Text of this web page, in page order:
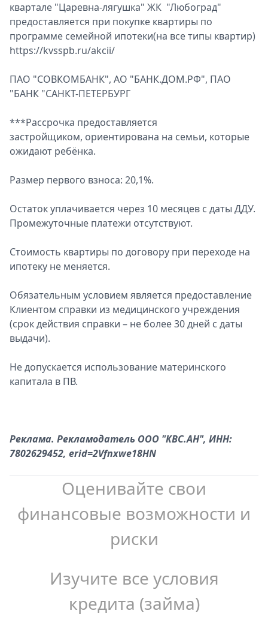
квартале "Царевна-лягушка" ЖК "Любоград"
предоставляется при покупке квартиры по
программе семейной ипотеки(на все типы квартир)
https://kvsspb.ru/akcii/
ПАО "СОВКОМБАНК", АО "БАНК.ДОМ.РФ", ПАО
"БАНК "САНКТ-ПЕТЕРБУРГ
***Рассрочка предоставляется
застройщиком, ориентирована на семьи, которые
ожидают ребёнка.
Размер первого взноса: 20,1%.
Остаток уплачивается через 10 месяцев с даты ДДУ.
Промежуточные платежи отсутствуют.
Стоимость квартиры по договору при переходе на
ипотеку не меняется.
Обязательным условием является предоставление
Клиентом справки из медицинского учреждения
(срок действия справки – не более 30 дней с даты
выдачи).
Не допускается использование материнского
капитала в ПВ.
Реклама. Рекламодатель ООО "КВС.АН", ИНН:
7802629452, erid=2Vfnxwe18HN
Оценивайте свои
финансовые возможности и
риски
Изучите все условия
кредита (займа)